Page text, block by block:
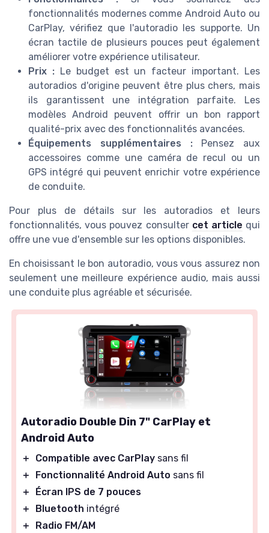
fonctionnalités modernes comme Android Auto ou
CarPlay, vérifiez que l'autoradio les supporte. Un
écran tactile de plusieurs pouces peut également
améliorer votre expérience utilisateur.
Prix :Le budget est un facteur important. Les
autoradios d'origine peuvent être plus chers, mais
ils garantissent une intégration parfaite. Les
modèles Android peuvent offrir un bon rapport
qualité-prix avec des fonctionnalités avancées.
Équipements supplémentaires :Pensez aux
accessoires comme une caméra de recul ou un
GPS intégré qui peuvent enrichir votre expérience
de conduite.
Pour plus de détails sur les autoradios et leurs
fonctionnalités, vous pouvez consulter cet article qui
offre une vue d'ensemble sur les options disponibles.
En choisissant le bon autoradio, vous vous assurez non
seulement une meilleure expérience audio, mais aussi
une conduite plus agréable et sécurisée.
Autoradio Double Din 7" CarPlay et
Android Auto
＋ Compatible avec CarPlay sans fil
＋
Fonctionnalité Android Auto sans fil
＋
Écran IPS de 7 pouces
＋
Bluetooth intégré
＋
Radio FM/AM